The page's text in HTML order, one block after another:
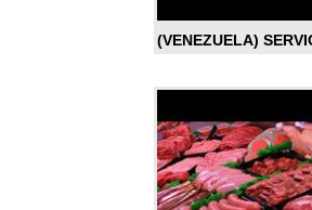
(VENEZUELA)